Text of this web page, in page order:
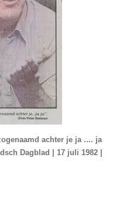
achter je ja .... ja
Dagblad | 17 juli 1982 |